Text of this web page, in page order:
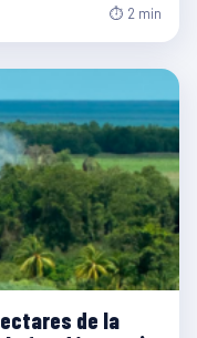
⏱ 2 min
de la